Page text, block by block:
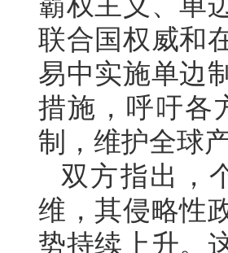
联合国权威和
易中实施单边
措施，呼吁各
制，维护全球
双方指出，
维，其侵略性
势持续上升。